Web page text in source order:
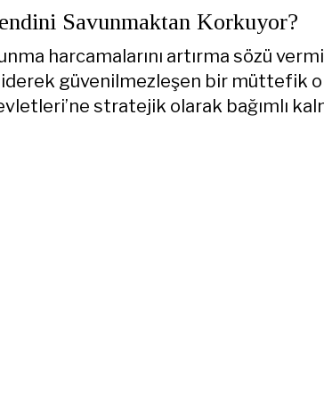
Savunmaktan Korkuyor?
harcamalarını artırma sözü
güvenilmezleşen bir müttefik
stratejik olarak bağımlı